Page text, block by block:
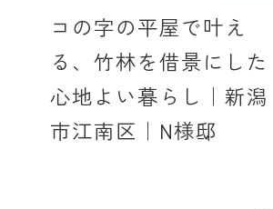
コの字の平屋で叶え
る、竹林を借景にした
心地よい暮らし｜新潟
市江南区｜N様邸